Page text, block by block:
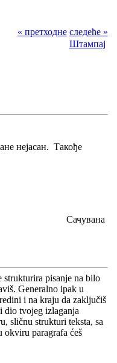
« претходне следеће »
Штампај
нејасан. Такође
Сачувана
strukturira pisanje na bilo
Generalno ipak u
i na kraju da zaključiš
dio tvojeg izlaganja
sličnu strukturi teksta, sa
okviru paragrafa ćeš